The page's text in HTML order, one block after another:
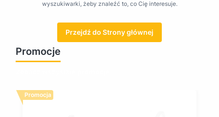
wyszukiwarki, żeby znaleźć to, co Cię interesuje.
Przejdź do Strony głównej
Promocje
Promocja